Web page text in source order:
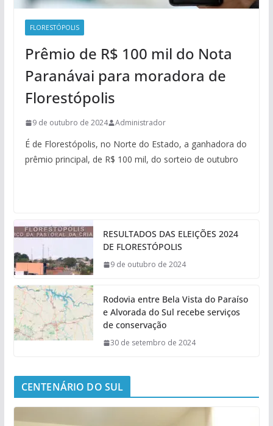
FLORESTÓPOLIS
Prêmio de R$ 100 mil do Nota
Paranávai para moradora de
Florestópolis
9 de outubro de 2024 Administrador
É de Florestópolis, no Norte do Estado, a ganhadora do
prêmio principal, de R$ 100 mil, do sorteio de outubro
RESULTADOS DAS ELEIÇÕES 2024
DE FLORESTÓPOLIS
9 de outubro de 2024
Rodovia entre Bela Vista do Paraíso
e Alvorada do Sul recebe serviços
de conservação
30 de setembro de 2024
CENTENÁRIO DO SUL